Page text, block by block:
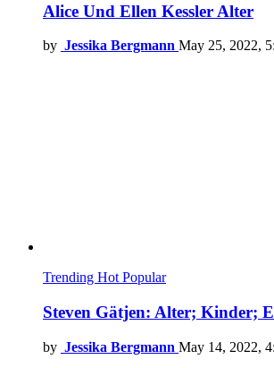
Alice Und Ellen Kessler Alter
by Jessika Bergmann May 25, 2022,
Trending Hot Popular
Steven Gätjen: Alter; Kinder;
by Jessika Bergmann May 14, 2022,